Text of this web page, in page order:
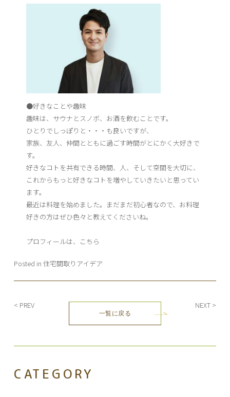
●好きなことや趣味
趣味は、サウナとスノボ、お酒を飲むことです。
ひとりでしっぽりと・・・も良いですが、
家族、友人、仲間とともに過ごす時間がとにかく大好きで
す。
好きなコトを共有できる時間、人、そして空間を大切に、
これからもっと好きなコトを増やしていきたいと思ってい
ます。
最近は料理を始めました。まだまだ初心者なので、お料理
好きの方はぜひ色々と教えてくださいね。
プロフィールは、こちら
Posted in 住宅間取りアイデア
投
ビ
ー
シ
< PREV NEXT >
一覧に戻る
CATEGORY